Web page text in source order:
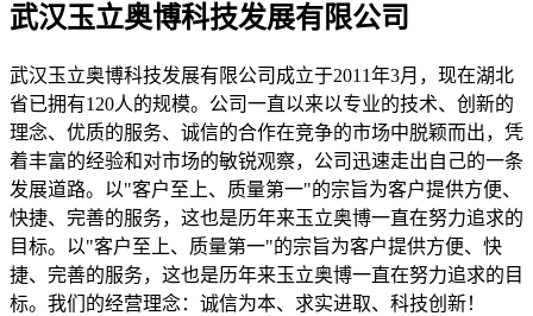
武汉玉立奥博科技发展有限公司
武汉玉立奥博科技发展有限公司成立于2011年3月，现在湖北
省已拥有120人的规模。公司一直以来以专业的技术、创新的
理念、优质的服务、诚信的合作在竞争的市场中脱颖而出，凭
着丰富的经验和对市场的敏锐观察，公司迅速走出自己的一条
发展道路。以"客户至上、质量第一"的宗旨为客户提供方便、
快捷、完善的服务，这也是历年来玉立奥博一直在努力追求的
目标。以"客户至上、质量第一"的宗旨为客户提供方便、快
捷、完善的服务，这也是历年来玉立奥博一直在努力追求的目
标。我们的经营理念：诚信为本、求实进取、科技创新！